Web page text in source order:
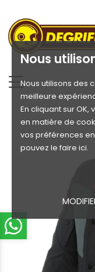
Nous
Nous utilisons des
meilleure
En cliquant sur
en matière de
vos préférences
pouvez le faire ici.